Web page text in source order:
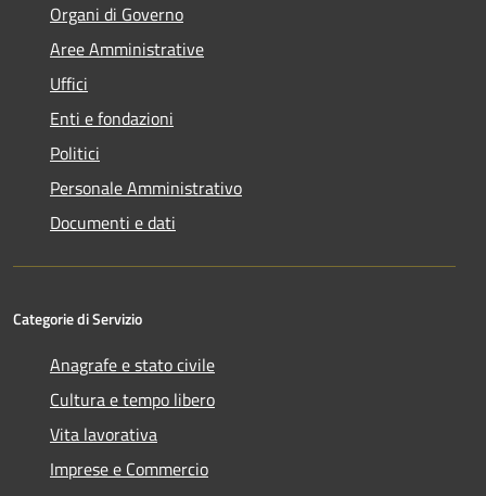
Organi di Governo
Aree Amministrative
Uffici
Enti e fondazioni
Politici
Personale Amministrativo
Documenti e dati
Categorie di Servizio
Anagrafe e stato civile
Cultura e tempo libero
Vita lavorativa
Imprese e Commercio